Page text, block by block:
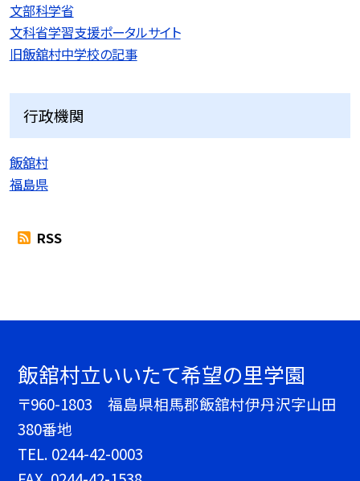
文部科学省
文科省学習支援ポータルサイト
旧飯舘村中学校の記事
行政機関
飯舘村
福島県
RSS
飯舘村立いいたて希望の里学園
〒960-1803 福島県相馬郡飯舘村伊丹沢字山田
380番地
TEL. 0244-42-0003